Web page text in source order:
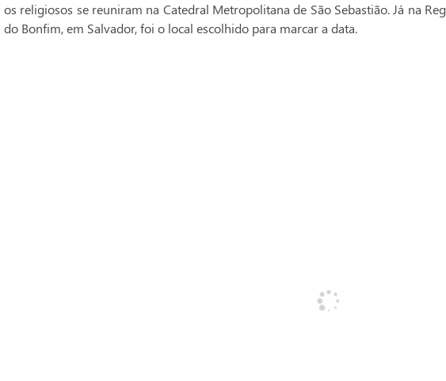
os religiosos se reuniram na Catedral Metropolitana de São Sebastião. Já na
do Bonfim, em Salvador, foi o local escolhido para marcar a data.